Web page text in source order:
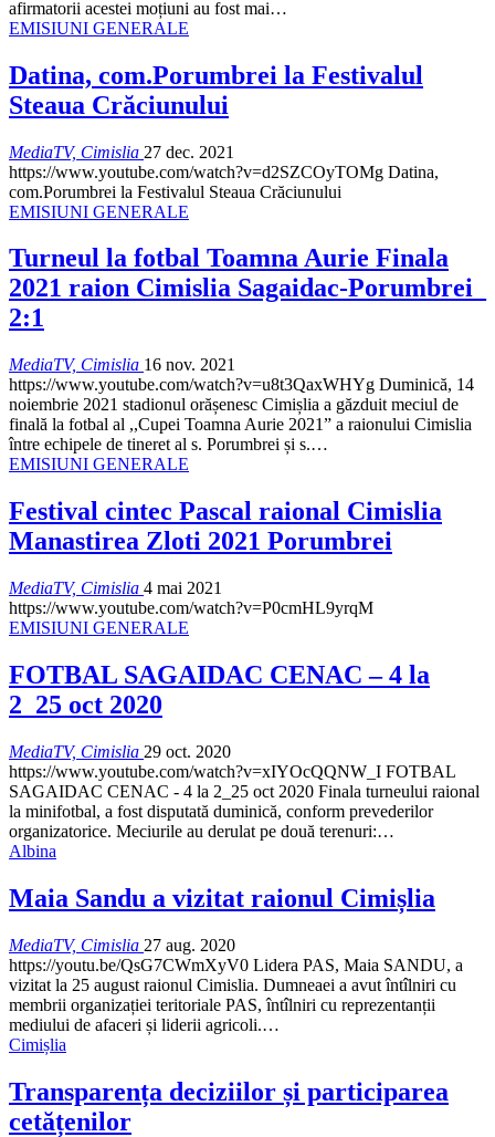
afirmatorii acestei moțiuni au fost mai…
EMISIUNI GENERALE
Datina, com.Porumbrei la Festivalul
Steaua Crăciunului
MediaTV, Cimislia 27 dec. 2021
https://www.youtube.com/watch?v=d2SZCOyTOMg Datina,
com.Porumbrei la Festivalul Steaua Crăciunului
EMISIUNI GENERALE
Turneul la fotbal Toamna Aurie Finala
2021 raion Cimislia Sagaidac-Porumbrei_
2:1
MediaTV, Cimislia 16 nov. 2021
https://www.youtube.com/watch?v=u8t3QaxWHYg Duminică, 14
noiembrie 2021 stadionul orășenesc Cimișlia a găzduit meciul de
finală la fotbal al ,,Cupei Toamna Aurie 2021” a raionului Cimislia
între echipele de tineret al s. Porumbrei și s.…
EMISIUNI GENERALE
Festival cintec Pascal raional Cimislia
Manastirea Zloti 2021 Porumbrei
MediaTV, Cimislia 4 mai 2021
https://www.youtube.com/watch?v=P0cmHL9yrqM
EMISIUNI GENERALE
FOTBAL SAGAIDAC CENAC – 4 la
2_25 oct 2020
MediaTV, Cimislia 29 oct. 2020
https://www.youtube.com/watch?v=xIYOcQQNW_I FOTBAL
SAGAIDAC CENAC - 4 la 2_25 oct 2020 Finala turneului raional
la minifotbal, a fost disputată duminică, conform prevederilor
organizatorice. Meciurile au derulat pe două terenuri:…
Albina
Maia Sandu a vizitat raionul Cimișlia
MediaTV, Cimislia 27 aug. 2020
https://youtu.be/QsG7CWmXyV0 Lidera PAS, Maia SANDU, a
vizitat la 25 august raionul Cimislia. Dumneaei a avut întîlniri cu
membrii organizației teritoriale PAS, întîlniri cu reprezentanții
mediului de afaceri și liderii agricoli.…
Cimișlia
Transparența deciziilor și participarea
cetățenilor